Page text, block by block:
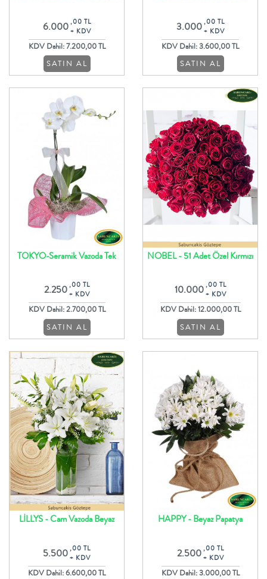
6.000 ,00 TL
+ KDV
KDV Dahil: 7.200,00 TL
SATIN AL
3.000 ,00 TL
+ KDV
KDV Dahil: 3.600,00 TL
SATIN AL
TOKYO-Seramik Vazoda Tek
2.250 ,00 TL
+ KDV
KDV Dahil: 2.700,00 TL
SATIN AL
NOBEL - 51 Adet Özel Kırmızı
10.000 ,00 TL
+ KDV
KDV Dahil: 12.000,00 TL
SATIN AL
LİLLYS - Cam Vazoda Beyaz
5.500 ,00 TL
+ KDV
KDV Dahil: 6.600,00 TL
HAPPY - Beyaz Papatya
2.500 ,00 TL
+ KDV
KDV Dahil: 3.000,00 TL